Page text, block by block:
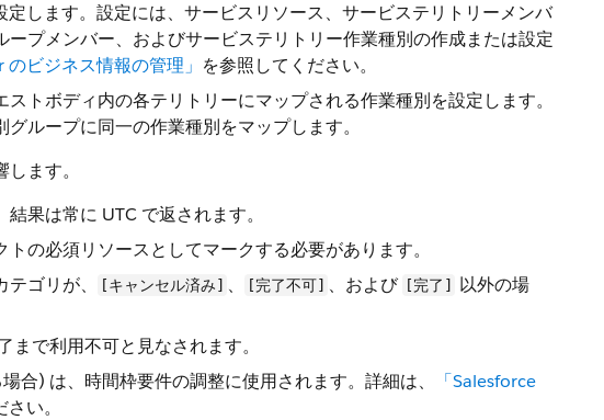
します。設定には、サービスリソース、サービステリトリーメンバ
プメンバー、およびサービステリトリー作業種別の作成または設定
ビジネス情報の管理」 を参照してください。
トボディ内の各テリトリーにマップされる作業種別を設定します。
ループに同一の作業種別をマップします。
ます。
果は常に UTC で返されます。
の必須リソースとしてマークする必要があります。
ゴリが、
[キャンセル済み] 、 [完了不可] 、および [完了]
以外の場
で利用不可と見なされます。
合) は、時間枠要件の調整に使用されます。詳細は、
「Salesforce
い。